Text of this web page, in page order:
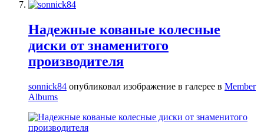
Надежные кованые колесные
диски от знаменитого
производителя
sonnick84 опубликовал изображение в галерее в Member
Albums